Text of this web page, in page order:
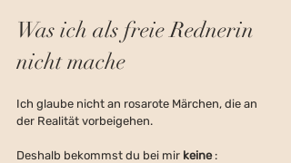
Was ich als freie Rednerin
nicht mache
Ich glaube nicht an rosarote Märchen, die an
der Realität vorbeigehen.
Deshalb bekommst du bei mir keine :